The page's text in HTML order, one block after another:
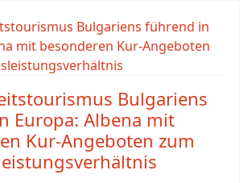
Bulgariens
Europa: Albena mit
Kur-Angeboten zum